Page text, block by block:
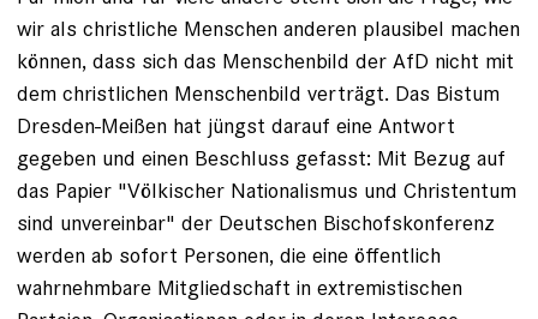
wir als christliche Menschen anderen plausibel machen
können, dass sich das Menschenbild der AfD nicht mit
dem christlichen Menschenbild verträgt. Das Bistum
Dresden-Meißen hat jüngst darauf eine Antwort
gegeben und einen Beschluss gefasst: Mit Bezug auf
das Papier "Völkischer Nationalismus und Christentum
sind unvereinbar" der Deutschen Bischofskonferenz
werden ab sofort Personen, die eine öffentlich
wahrnehmbare Mitgliedschaft in extremistischen